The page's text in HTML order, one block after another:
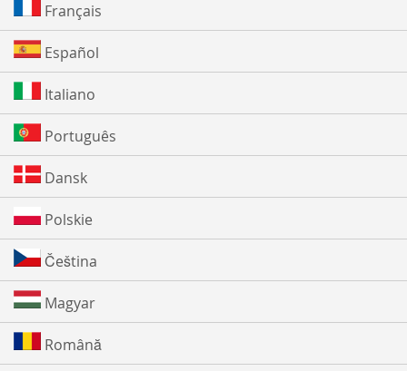
Français
Español
Italiano
Português
Dansk
Polskie
Čeština
Magyar
Română